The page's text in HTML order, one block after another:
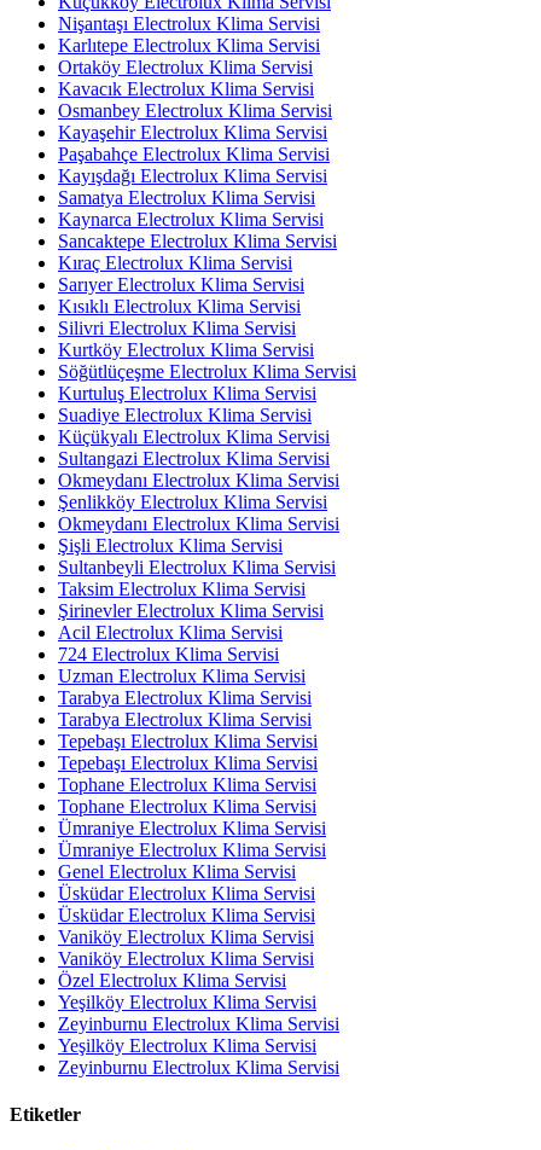
Nişantaşı Electrolux Klima Servisi
Karlıtepe Electrolux Klima Servisi
Ortaköy Electrolux Klima Servisi
Kavacık Electrolux Klima Servisi
Osmanbey Electrolux Klima Servisi
Kayaşehir Electrolux Klima Servisi
Paşabahçe Electrolux Klima Servisi
Kayışdağı Electrolux Klima Servisi
Samatya Electrolux Klima Servisi
Kaynarca Electrolux Klima Servisi
Sancaktepe Electrolux Klima Servisi
Kıraç Electrolux Klima Servisi
Sarıyer Electrolux Klima Servisi
Kısıklı Electrolux Klima Servisi
Silivri Electrolux Klima Servisi
Kurtköy Electrolux Klima Servisi
Söğütlüçeşme Electrolux Klima Servisi
Kurtuluş Electrolux Klima Servisi
Suadiye Electrolux Klima Servisi
Küçükyalı Electrolux Klima Servisi
Sultangazi Electrolux Klima Servisi
Okmeydanı Electrolux Klima Servisi
Şenlikköy Electrolux Klima Servisi
Okmeydanı Electrolux Klima Servisi
Şişli Electrolux Klima Servisi
Sultanbeyli Electrolux Klima Servisi
Taksim Electrolux Klima Servisi
Şirinevler Electrolux Klima Servisi
Acil Electrolux Klima Servisi
724 Electrolux Klima Servisi
Uzman Electrolux Klima Servisi
Tarabya Electrolux Klima Servisi
Tarabya Electrolux Klima Servisi
Tepebaşı Electrolux Klima Servisi
Tepebaşı Electrolux Klima Servisi
Tophane Electrolux Klima Servisi
Tophane Electrolux Klima Servisi
Ümraniye Electrolux Klima Servisi
Ümraniye Electrolux Klima Servisi
Genel Electrolux Klima Servisi
Üsküdar Electrolux Klima Servisi
Üsküdar Electrolux Klima Servisi
Vaniköy Electrolux Klima Servisi
Vaniköy Electrolux Klima Servisi
Özel Electrolux Klima Servisi
Yeşilköy Electrolux Klima Servisi
Zeyinburnu Electrolux Klima Servisi
Yeşilköy Electrolux Klima Servisi
Zeyinburnu Electrolux Klima Servisi
Etiketler